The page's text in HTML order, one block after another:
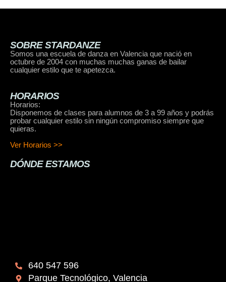
SOBRE STARDANZE
Somos una escuela de danza en Valencia que nació en
octubre de 2004 con muchas muchas ganas de bailar
cualquier estilo que te apetezca.
HORARIOS
Horarios:
Disponemos de clases para alumnos de 3 a 99 años y podrás
probar cualquier estilo sin ningún compromiso siempre que
quieras.
Ver Horarios >>
DÓNDE ESTAMOS
640 547 596
Parque Tecnológico, Valencia